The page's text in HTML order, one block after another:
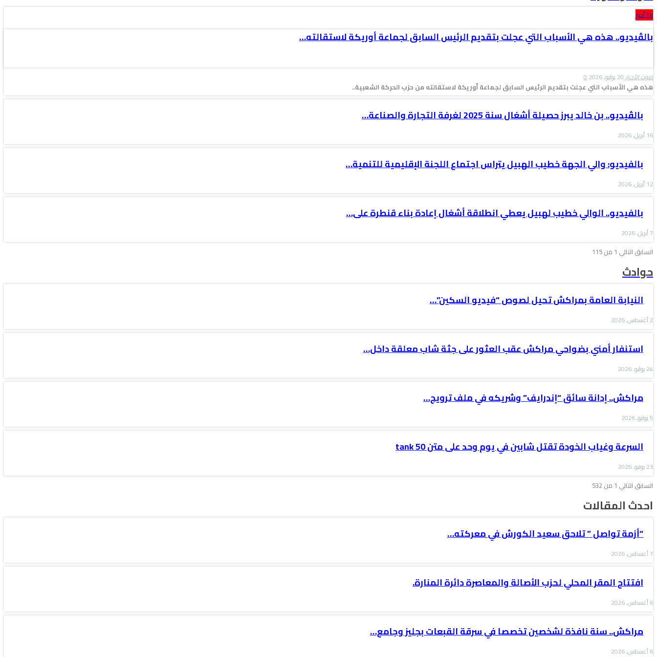
TV أحرار
بالڤيديو.. هذه هي الأسباب التي عجلت بتقديم الرئيس السابق لجماعة أوريكة لاستقالته…
صوت الأحرار20 يوليو, 2026 0
هذه هي الأسباب التي عجلت بتقديم الرئيس السابق لجماعة أوريكة لاستقالته من حزب الحركة الشعبية..
بالڤيديو.. بن خالد يبرز حصيلة أشغال سنة 2025 لغرفة التجارة والصناعة…
16 أبريل, 2026
بالفيديو: والي الجهة خطيب الهبيل يتراس اجتماع اللجنة الإقليمية للتنمية…
12 أبريل, 2026
بالفيديو.. الوالي خطيب لهبيل يعطي انطلاقة أشغال إعادة بناء قنطرة على…
7 أبريل, 2026
السابق التالي 1 من 115
حوادث
النيابة العامة بمراكش تحيل لصوص “فيديو السكين”…
2 أغسطس, 2026
استنفار أمني بضواحي مراكش عقب العثور على جثة شاب معلقة داخل…
24 يوليو, 2026
مراكش.. إدانة سائق “إندرايف” وشريكه في ملف ترويج…
5 يوليو, 2026
السرعة وغياب الخودة تقتل شابين في يوم وحد على متن tank 50
23 يونيو, 2026
السابق التالي 1 من 532
احدث المقالات
“أزمة تواصل ” تلاحق سعيد الكورش في معركته…
7 أغسطس, 2026
افتتاح المقر المحلي لحزب الأصالة والمعاصرة دائرة المنارة.
6 أغسطس, 2026
مراكش.. سنة نافذة لشخصين تخصصا في سرقة القبعات بجليز وجامع…
6 أغسطس, 2026